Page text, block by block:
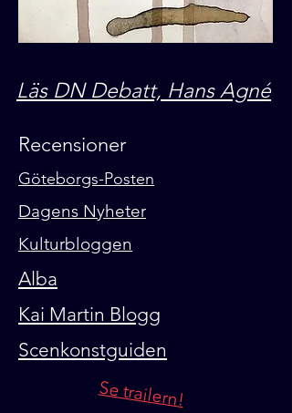
Läs DN Debatt, Hans Agné
Recensioner
Göteborgs-Posten
Dagens Nyheter
Kulturbloggen
Alba
Kai Martin Blogg
Scenkonstguiden
Se trailern!